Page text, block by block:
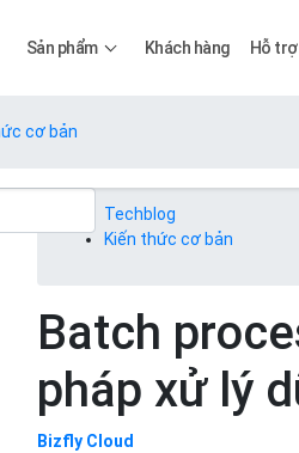
Sản phẩm Khách hàng Hỗ trợ
cơ bản
Techblog
Kiến thức cơ bản
Batch
pháp xử lý
Bizfly Cloud